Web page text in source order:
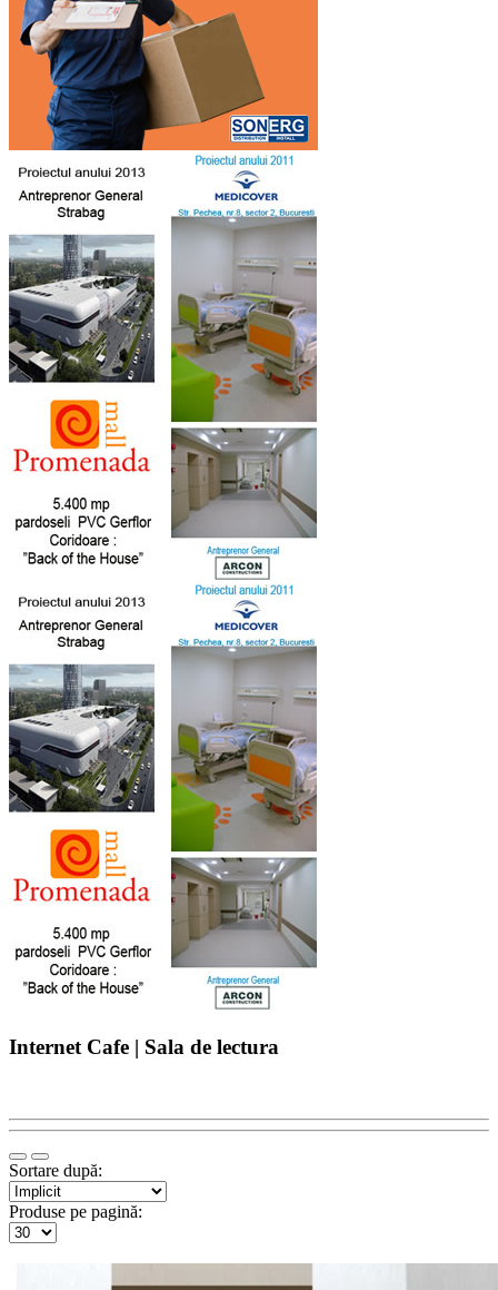
Internet Cafe | Sala de lectura
Sortare după:
Produse pe pagină: